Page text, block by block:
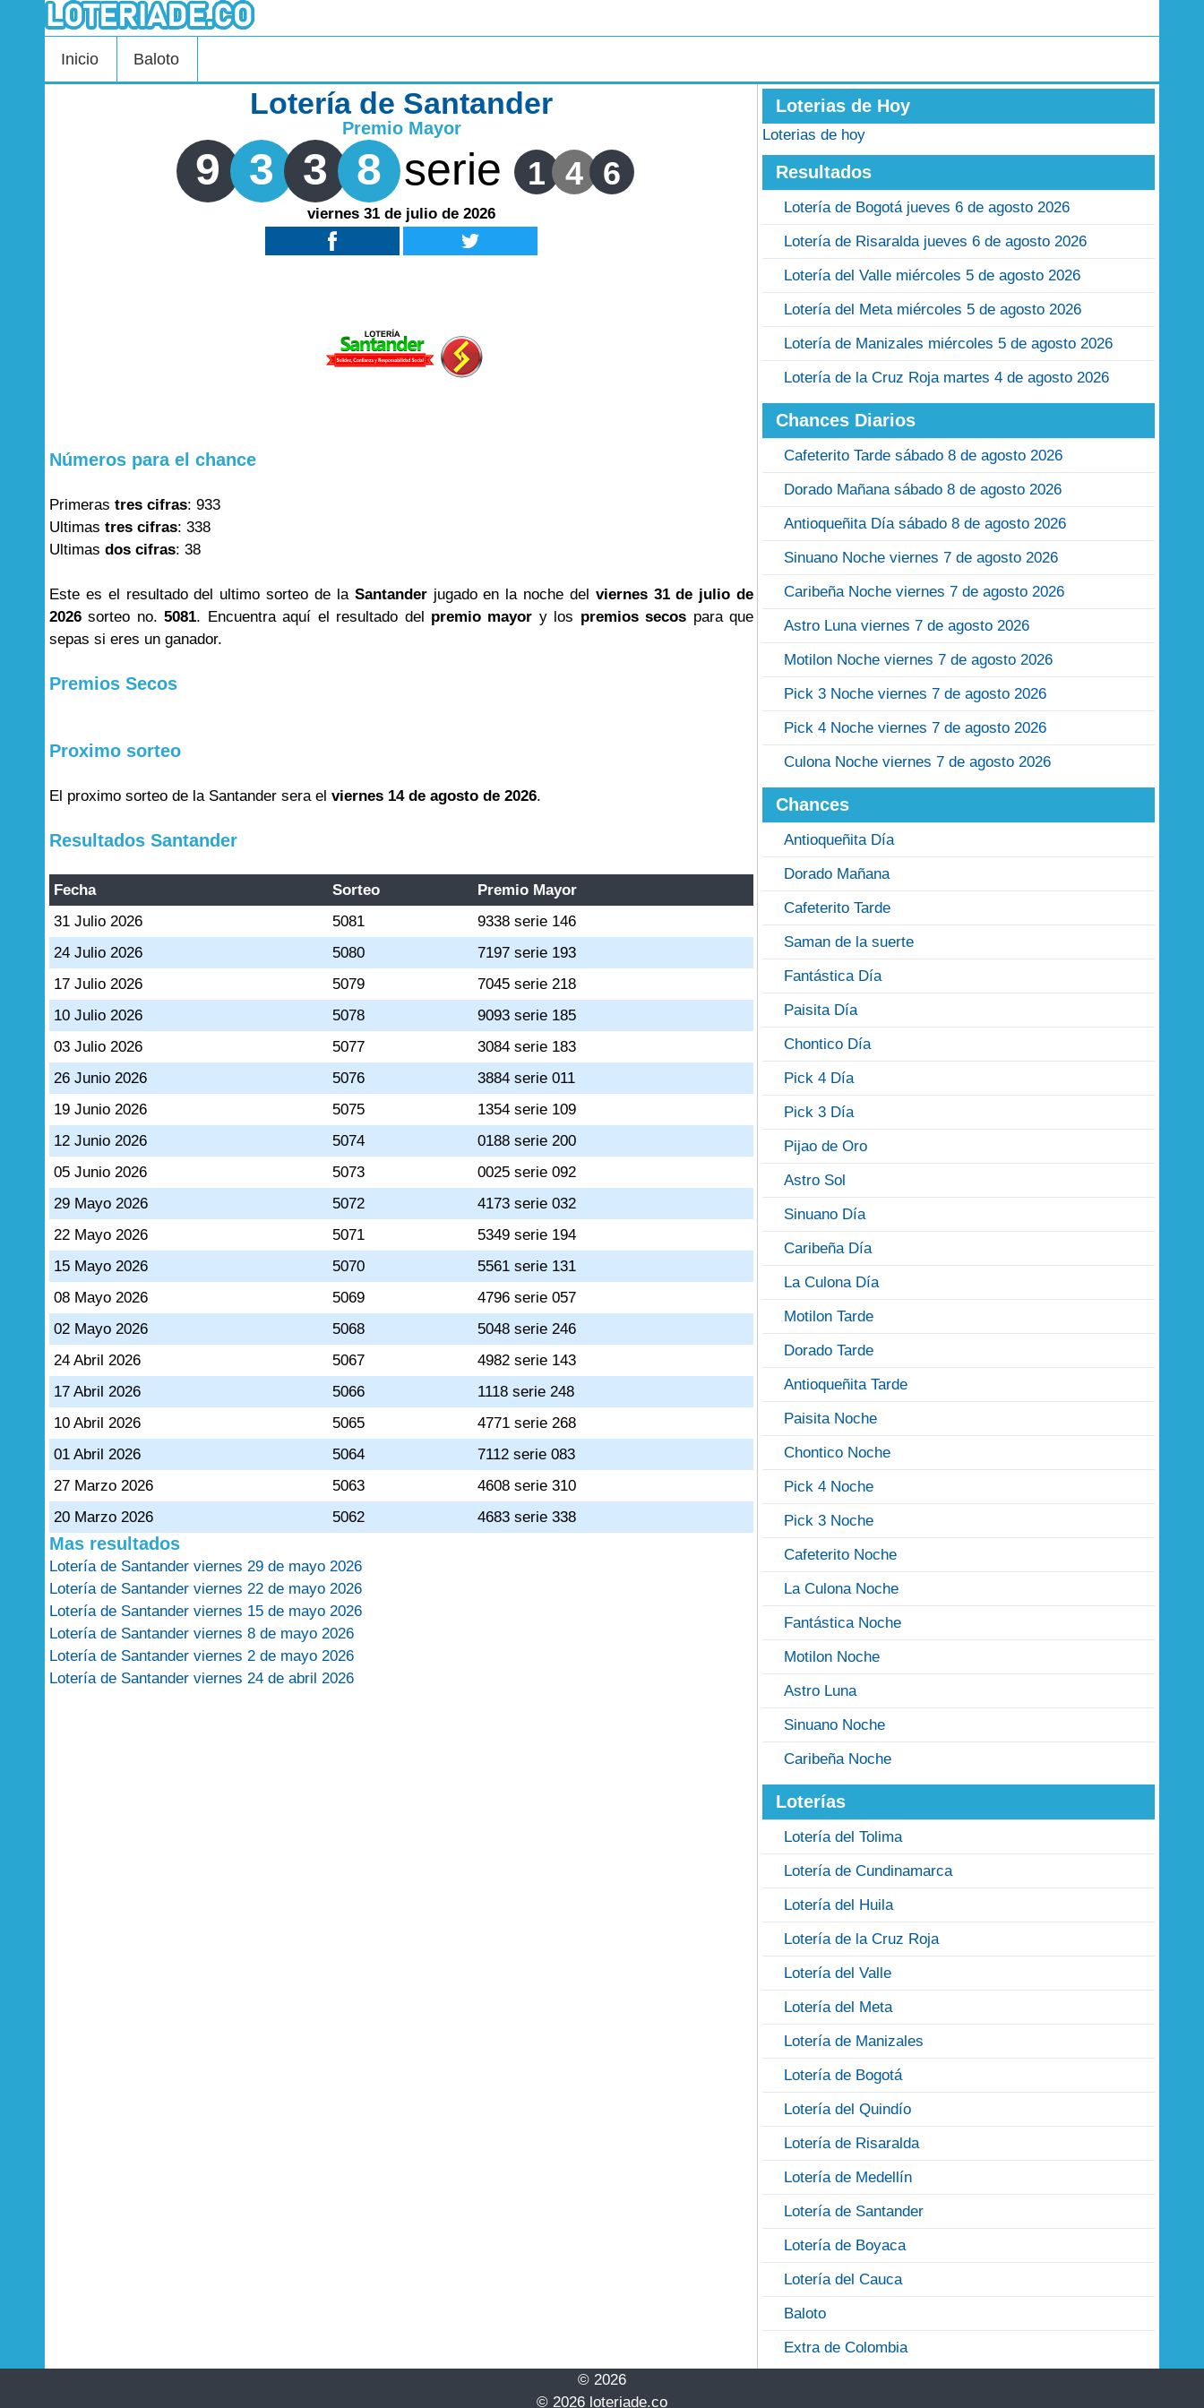
Inicio Baloto
Lotería de Santander
Premio Mayor
9 3 3 8 serie 1 4 6
viernes 31 de julio de 2026
Números para el chance
Primeras tres cifras: 933
Ultimas tres cifras: 338
Ultimas dos cifras: 38
Este es el resultado del ultimo sorteo de la Santanderjugado en la noche del viernes 31 de julio de
2026 sorteo no.5081. Encuentra aquí el resultado del premio mayor y los premios secos para que
sepas si eres un ganador.
Premios Secos
Proximo sorteo
El proximo sorteo de la Santander sera el viernes 14 de agosto de 2026.
Resultados Santander
Fecha Sorteo
Premio Mayor
31 Julio 2026
5081
9338 serie 146
24 Julio 2026
5080
7197 serie 193
17 Julio 2026
5079
7045 serie 218
10 Julio 2026
5078
9093 serie 185
03 Julio 2026
5077
3084 serie 183
26 Junio 2026
5076
3884 serie 011
19 Junio 2026
5075
1354 serie 109
12 Junio 2026
5074
0188 serie 200
05 Junio 2026
5073
0025 serie 092
29 Mayo 2026
5072
4173 serie 032
22 Mayo 2026
5071
5349 serie 194
15 Mayo 2026
5070
5561 serie 131
08 Mayo 2026
5069
4796 serie 057
02 Mayo 2026
5068
5048 serie 246
24 Abril 2026
5067
4982 serie 143
17 Abril 2026
5066
1118 serie 248
10 Abril 2026
5065
4771 serie 268
01 Abril 2026
5064
7112 serie 083
27 Marzo 2026
5063
4608 serie 310
20 Marzo 2026
5062 4683 serie 338
Mas resultados
Lotería de Santander viernes 29 de mayo 2026
Lotería de Santander viernes 22 de mayo 2026
Lotería de Santander viernes 15 de mayo 2026
Lotería de Santander viernes 8 de mayo 2026
Lotería de Santander viernes 2 de mayo 2026
Lotería de Santander viernes 24 de abril 2026
Loterias de Hoy
Loterias de hoy
Resultados
Lotería de Bogotá jueves 6 de agosto 2026
Lotería de Risaralda jueves 6 de agosto 2026
Lotería del Valle miércoles 5 de agosto 2026
Lotería del Meta miércoles 5 de agosto 2026
Lotería de Manizales miércoles 5 de agosto 2026
Lotería de la Cruz Roja martes 4 de agosto 2026
Chances Diarios
Cafeterito Tarde sábado 8 de agosto 2026
Dorado Mañana sábado 8 de agosto 2026
Antioqueñita Día sábado 8 de agosto 2026
Sinuano Noche viernes 7 de agosto 2026
Caribeña Noche viernes 7 de agosto 2026
Astro Luna viernes 7 de agosto 2026
Motilon Noche viernes 7 de agosto 2026
Pick 3 Noche viernes 7 de agosto 2026
Pick 4 Noche viernes 7 de agosto 2026
Culona Noche viernes 7 de agosto 2026
Chances
Antioqueñita Día
Dorado Mañana
Cafeterito Tarde
Saman de la suerte
Fantástica Día
Paisita Día
Chontico Día
Pick 4 Día
Pick 3 Día
Pijao de Oro
Astro Sol
Sinuano Día
Caribeña Día
La Culona Día
Motilon Tarde
Dorado Tarde
Antioqueñita Tarde
Paisita Noche
Chontico Noche
Pick 4 Noche
Pick 3 Noche
Cafeterito Noche
La Culona Noche
Fantástica Noche
Motilon Noche
Astro Luna
Sinuano Noche
Caribeña Noche
Loterías
Lotería del Tolima
Lotería de Cundinamarca
Lotería del Huila
Lotería de la Cruz Roja
Lotería del Valle
Lotería del Meta
Lotería de Manizales
Lotería de Bogotá
Lotería del Quindío
Lotería de Risaralda
Lotería de Medellín
Lotería de Santander
Lotería de Boyaca
Lotería del Cauca
Baloto
Extra de Colombia
© 2026
© 2026 loteriade.co